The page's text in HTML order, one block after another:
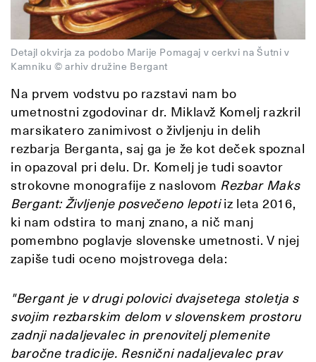
Detajl okvirja za podobo Marije Pomagaj v cerkvi na Šutni v
Kamniku © arhiv družine Bergant
Na prvem vodstvu po razstavi nam bo
umetnostni zgodovinar dr. Miklavž Komelj razkril
marsikatero zanimivost o življenju in delih
rezbarja Berganta, saj ga je že kot deček spoznal
in opazoval pri delu. Dr. Komelj je tudi soavtor
strokovne monografije z naslovom Rezbar Maks
Bergant: Življenje posvečeno lepotiiz leta 2016,
ki nam odstira to manj znano, a nič manj
pomembno poglavje slovenske umetnosti. V njej
zapiše tudi oceno mojstrovega dela:
"Bergant je v drugi polovici dvajsetega stoletja s
svojim rezbarskim delom v slovenskem prostoru
zadnji nadaljevalec in prenovitelj plemenite
baročne tradicije. Resnični nadaljevalec prav